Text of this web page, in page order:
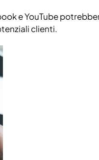
e YouTube
clienti.